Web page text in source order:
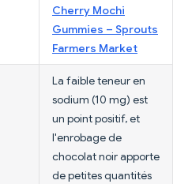
Cherry Mochi
Gummies – Sprouts
Farmers Market
La faible teneur en
sodium (10 mg) est
un point positif, et
l'enrobage de
chocolat noir apporte
de petites quantités